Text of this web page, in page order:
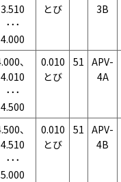
3.510
･･･
4.000
とび
3B
、
4.010
･･･
4.500
0.010
とび
51 APV-
4A
、
4.510
･･･
5.000
0.010
とび
51 APV-
4B